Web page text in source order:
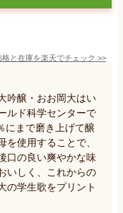
格と在庫を楽天でチェック >>
吟醸・おお岡大はい
ルド科学センターで
にまで磨き上げて醸
を使用することで、
口の良い爽やかな味
いしく、これからの
の学生歌をプリント